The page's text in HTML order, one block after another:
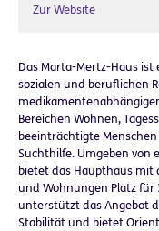
Zur Website
Das Marta-Mertz-Haus
sozialen und beruflichen
Bereichen Wohnen,
beeinträchtigte
Suchthilfe. Umgeben von
bietet das Haupthaus mit
und Wohnungen Platz für
unterstützt das Angebot
Stabilität und bietet